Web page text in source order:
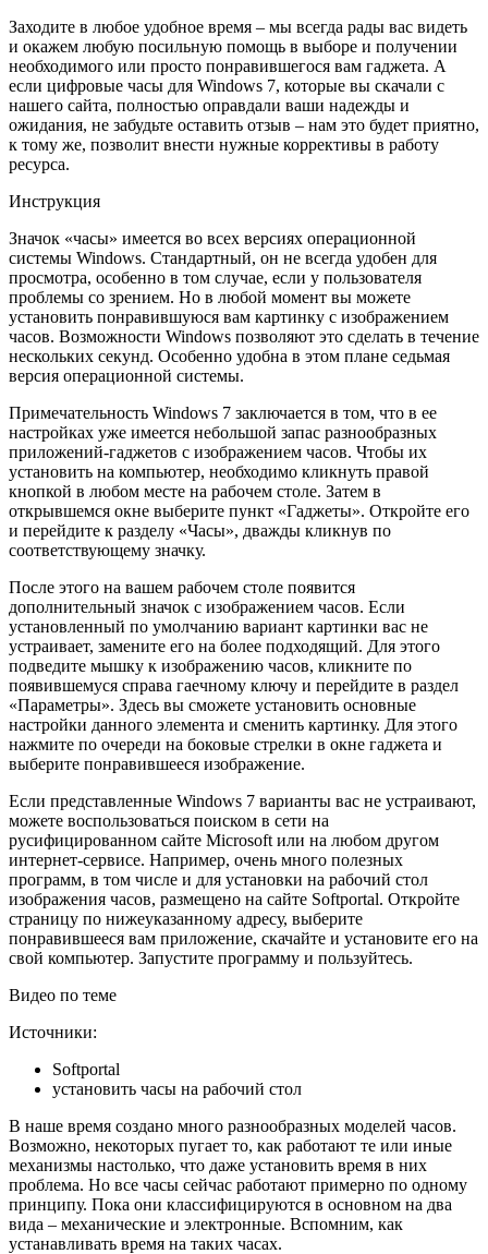
Заходите в любое удобное время – мы всегда рады вас видеть
и окажем любую посильную помощь в выборе и получении
необходимого или просто понравившегося вам гаджета. А
если цифровые часы для Windows 7, которые вы скачали с
нашего сайта, полностью оправдали ваши надежды и
ожидания, не забудьте оставить отзыв – нам это будет приятно,
к тому же, позволит внести нужные коррективы в работу
ресурса.
Инструкция
Значок «часы» имеется во всех версиях операционной
системы Windows. Стандартный, он не всегда удобен для
просмотра, особенно в том случае, если у пользователя
проблемы со зрением. Но в любой момент вы можете
установить понравившуюся вам картинку с изображением
часов. Возможности Windows позволяют это сделать в течение
нескольких секунд. Особенно удобна в этом плане седьмая
версия операционной системы.
Примечательность Windows 7 заключается в том, что в ее
настройках уже имеется небольшой запас разнообразных
приложений-гаджетов с изображением часов. Чтобы их
установить на компьютер, необходимо кликнуть правой
кнопкой в любом месте на рабочем столе. Затем в
открывшемся окне выберите пункт «Гаджеты». Откройте его
и перейдите к разделу «Часы», дважды кликнув по
соответствующему значку.
После этого на вашем рабочем столе появится
дополнительный значок с изображением часов. Если
установленный по умолчанию вариант картинки вас не
устраивает, замените его на более подходящий. Для этого
подведите мышку к изображению часов, кликните по
появившемуся справа гаечному ключу и перейдите в раздел
«Параметры». Здесь вы сможете установить основные
настройки данного элемента и сменить картинку. Для этого
нажмите по очереди на боковые стрелки в окне гаджета и
выберите понравившееся изображение.
Если представленные Windows 7 варианты вас не устраивают,
можете воспользоваться поиском в сети на
русифицированном сайте Microsoft или на любом другом
интернет-сервисе. Например, очень много полезных
программ, в том числе и для установки на рабочий стол
изображения часов, размещено на сайте Softportal. Откройте
страницу по нижеуказанному адресу, выберите
понравившееся вам приложение, скачайте и установите его на
свой компьютер. Запустите программу и пользуйтесь.
Видео по теме
Источники:
Softportal
установить часы на рабочий стол
В наше время создано много разнообразных моделей часов.
Возможно, некоторых пугает то, как работают те или иные
механизмы настолько, что даже установить время в них
проблема. Но все часы сейчас работают примерно по одному
принципу. Пока они классифицируются в основном на два
вида – механические и электронные. Вспомним, как
устанавливать время на таких часах.